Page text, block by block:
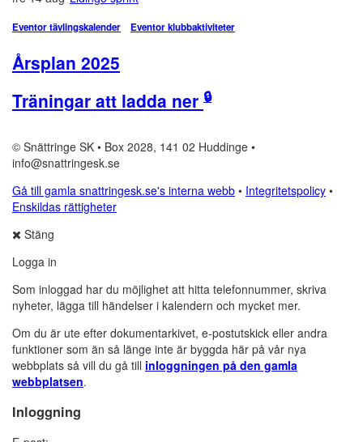
Eventor tävlingskalender Eventor klubbaktiviteter
Årsplan 2025
Träningar att ladda ner 🔒
© Snättringe SK • Box 2028, 141 02 Huddinge •
info@snattringesk.se
Gå till gamla snattringesk.se's interna webb • Integritetspolicy •
Enskildas rättigheter
Stäng
Logga in
Som inloggad har du möjlighet att hitta telefonnummer, skriva
nyheter, lägga till händelser i kalendern och mycket mer.
Om du är ute efter dokumentarkivet, e-postutskick eller andra
funktioner som än så länge inte är byggda här på vår nya
webbplats så vill du gå till inloggningen på den gamla
webbplatsen.
Inloggning